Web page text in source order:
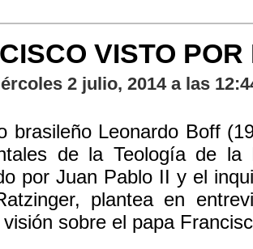
VISTO POR
2 julio, 2014 a las
brasileño Leonardo Boff
de la Teología de
por Juan Pablo II y el
plantea en
sobre el papa